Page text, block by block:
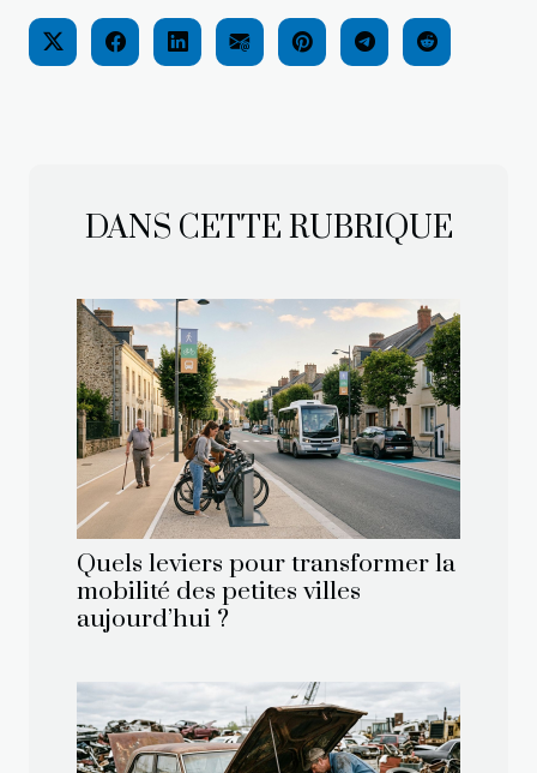
DANS CETTE RUBRIQUE
Quels leviers pour transformer la
mobilité des petites villes
aujourd’hui ?